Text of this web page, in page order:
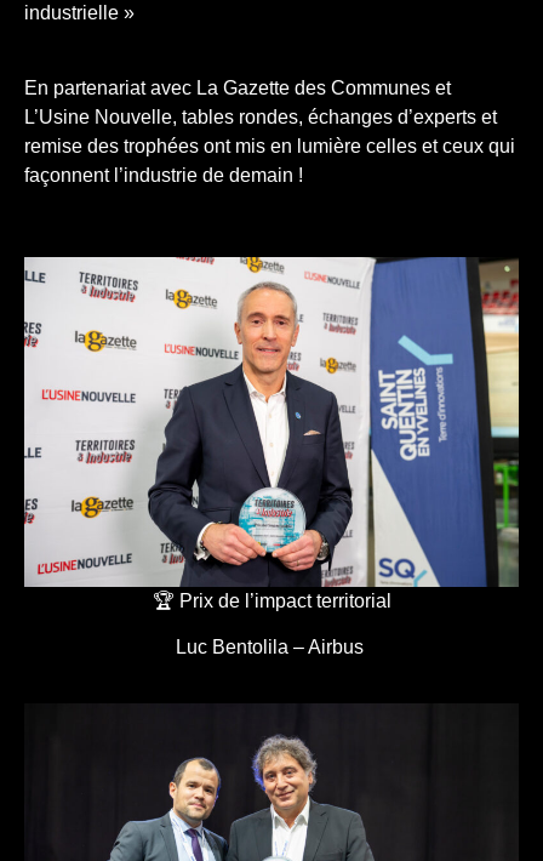
industrielle »
En partenariat avec La Gazette des Communes et
L’Usine Nouvelle, tables rondes, échanges d’experts et
remise des trophées ont mis en lumière celles et ceux qui
façonnent l’industrie de demain !
🏆 Prix de l’impact territorial
Luc Bentolila – Airbus